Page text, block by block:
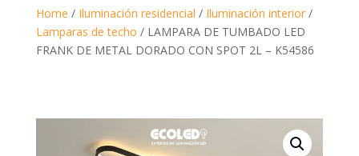
Home / Iluminación residencial / Iluminación interior/
Lamparas de techo / LAMPARA DE TUMBADO LED
FRANK DE METAL DORADO CON SPOT 2L – K54586